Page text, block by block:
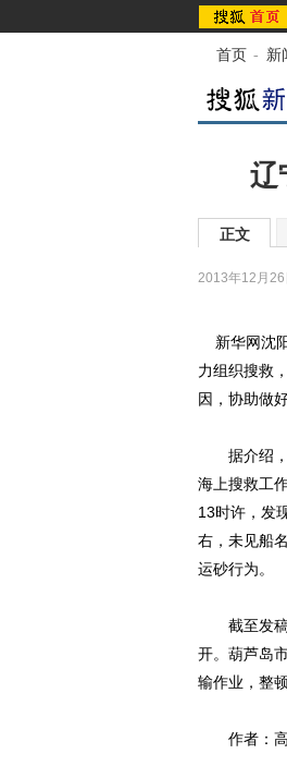
首页 - 新
辽
正文
2013年12月26
新华网沈
力组织搜救
因，协助做
据介绍，
海上搜救工
13时许，发
右，未见船
运砂行为。
截至发稿
开。葫芦岛
输作业，整
作者：高